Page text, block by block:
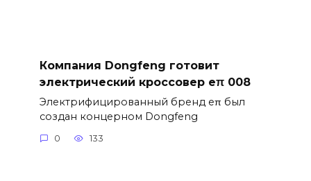
Компания Dongfeng готовит
электрический кроссовер eπ 008
Электрифицированный бренд eπ был
создан концерном Dongfeng
0 133